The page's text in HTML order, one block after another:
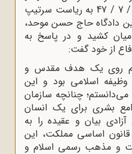
دادگاه تجدیدنظر در تاریخ 7 / 7 / 47 به ریاست سرتیپ
دادگاه حاج حسن موحد،
کشید و در پاسخ به
از خود گفت:
روی یک هدف مقدس و
اسلامی بود و این
چنانچه سازمان
بشری برای یک انسان
بیان و عقیده را به
اساسی مملکت، این
و مذهب رسمی اسلام و